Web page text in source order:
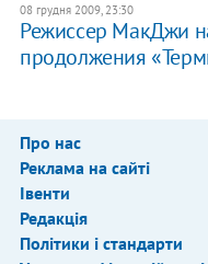
08 грудня 2009, 23:30
Режиссер МакДжи
продолжения
Про нас
Реклама на сайті
Івенти
Редакція
Політики і стандарти